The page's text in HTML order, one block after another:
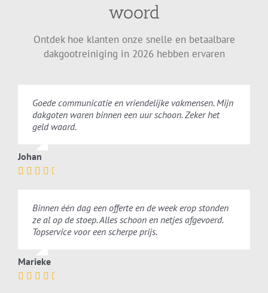
woord
Ontdek hoe klanten onze snelle en betaalbare
dakgootreiniging in 2026 hebben ervaren
Goede communicatie en vriendelijke vakmensen. Mijn
dakgoten waren binnen een uur schoon. Zeker het
geld waard.
Johan
Binnen één dag een offerte en de week erop stonden
ze al op de stoep. Alles schoon en netjes afgevoerd.
Topservice voor een scherpe prijs.
Marieke